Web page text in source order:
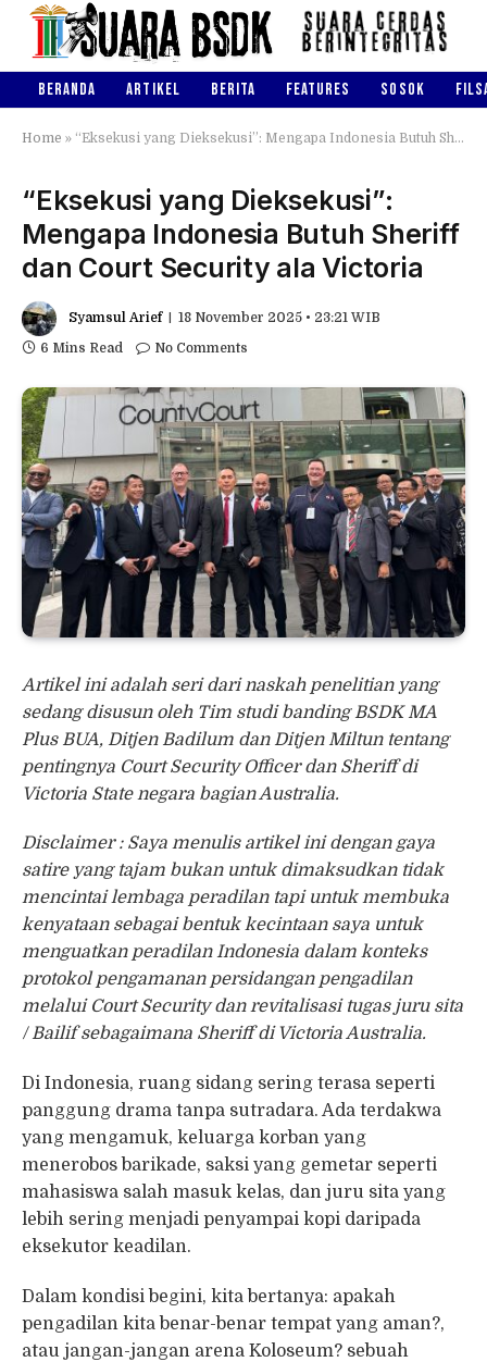
BERANDA ARTIKEL BERITA FEATURES SOSOK
Home » “Eksekusi yang Dieksekusi”: Mengapa Indonesia Butuh Sheriff dan Court Security ala Victoria
“Eksekusi yang Dieksekusi”:
Mengapa Indonesia Butuh Sheriff
dan Court Security ala Victoria
Syamsul Arief
18 November 2025 • 23:21 WIB
6 Mins Read
No Comments
Artikel ini adalah seri dari naskah penelitian yang
sedang disusun oleh Tim studi banding BSDK MA
Plus BUA, Ditjen Badilum dan Ditjen Miltun tentang
pentingnya Court Security Officer dan Sheriff di
Victoria State negara bagian Australia.
Disclaimer : Saya menulis artikel ini dengan gaya
satire yang tajam bukan untuk dimaksudkan tidak
mencintai lembaga peradilan tapi untuk membuka
kenyataan sebagai bentuk kecintaan saya untuk
menguatkan peradilan Indonesia dalam konteks
protokol pengamanan persidangan pengadilan
melalui Court Security dan revitalisasi tugas juru sita
/ Bailif sebagaimana Sheriff di Victoria Australia.
Di Indonesia, ruang sidang sering terasa seperti
panggung drama tanpa sutradara. Ada terdakwa
yang mengamuk, keluarga korban yang
menerobos barikade, saksi yang gemetar seperti
mahasiswa salah masuk kelas, dan juru sita yang
lebih sering menjadi penyampai kopi daripada
eksekutor keadilan.
Dalam kondisi begini, kita bertanya: apakah
pengadilan kita benar-benar tempat yang aman?,
atau jangan-jangan arena Koloseum? sebuah